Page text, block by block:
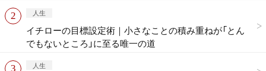
人生
イチローの目標設定術｜小さなことの積み重ねが「とん
でもないところ」に至る唯一の道
人生